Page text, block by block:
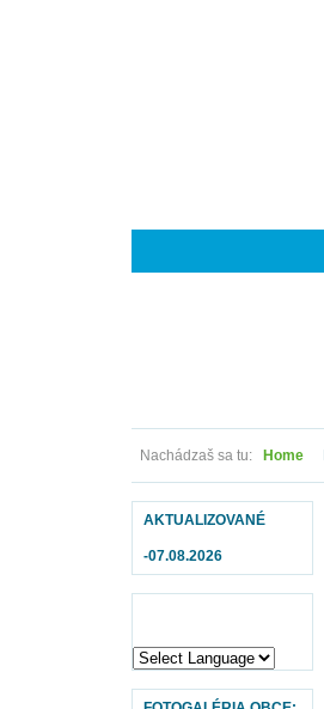
Nachádzaš sa tu: Home
AKTUALIZOVANÉ
-07.08.2026